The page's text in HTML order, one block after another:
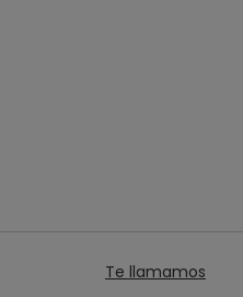
Te llamamos